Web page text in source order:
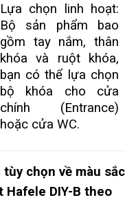
Lựa chọn linh hoạt:
Bộ sản phẩm bao
gồm tay nắm, thân
khóa và ruột khóa,
bạn có thể lựa chọn
bộ khóa cho cửa
chính (Entrance)
hoặc cửa WC.
chọn về màu sắc
Hafele DIY-B theo